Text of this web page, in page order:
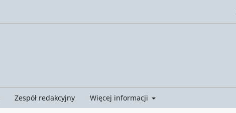
Zespół redakcyjny Więcej informacji